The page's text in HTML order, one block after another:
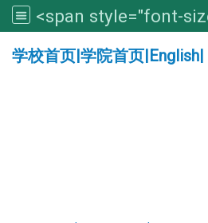
学校首页|学院首页|English|